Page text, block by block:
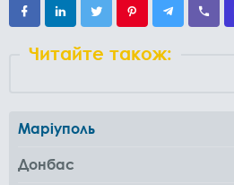
Читайте також:
Маріуполь
Донбас